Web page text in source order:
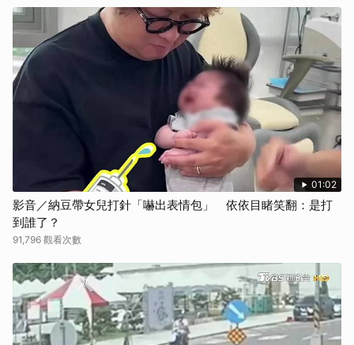
01:02
影音／納豆帶女兒打針「嚇出表情包」 依依目睹笑翻：是打
到誰了？
91,796 觀看次數